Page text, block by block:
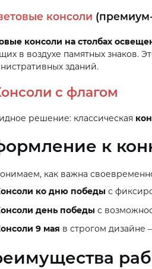
консоли
консоли на столбах
в воздухе памятных знаков.
зданий.
с флагом
решение: классическая
к
как важна
ко дню победы с
день победы с
9 мая в строгом